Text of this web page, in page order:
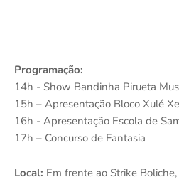
Programação:
14h - Show Bandinha Pirueta
15h – Apresentação Bloco Xulé
16h - Apresentação Escola de
17h – Concurso de Fantasia
Local: Em frente ao Strike